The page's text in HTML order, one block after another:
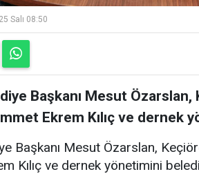
Salı 08:50
Başkanı Mesut
Ekrem Kılıç ve dernek
Başkanı Mesut Özarslan,
Kılıç ve dernek yönetimini